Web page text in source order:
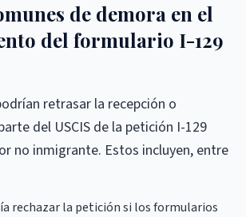
de demora en el
del formulario I-129
retrasar la recepción o
del USCIS de la petición I-129
no inmigrante. Estos incluyen, entre
rechazar la petición si los formularios